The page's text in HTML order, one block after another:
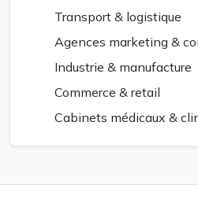
Transport & logistique
Agences marketing &
Industrie & manufacture
Commerce & retail
Cabinets médicaux &